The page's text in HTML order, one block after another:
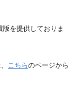
を提供しておりま
こちらのページから